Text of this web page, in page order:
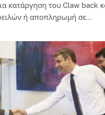
κατάργηση του Claw back
ή αποπληρωμή σε…